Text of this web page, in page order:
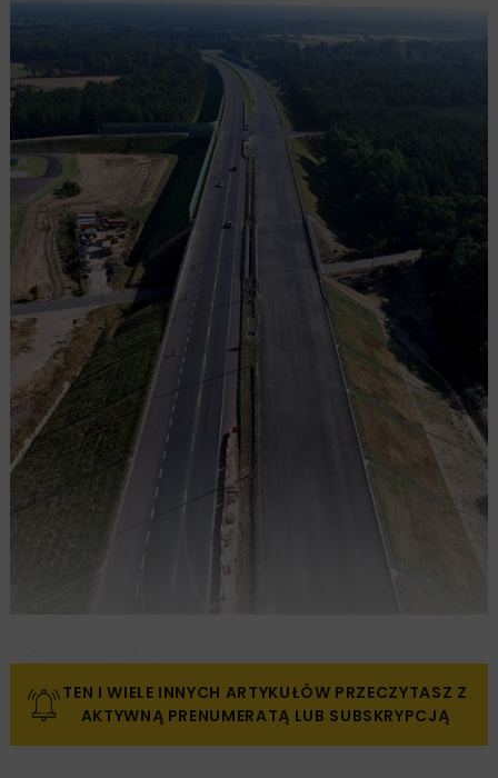
TEN I WIELE INNYCH ARTYKUŁÓW PRZECZYTASZ Z
AKTYWNĄ PRENUMERATĄ LUB SUBSKRYPCJĄ